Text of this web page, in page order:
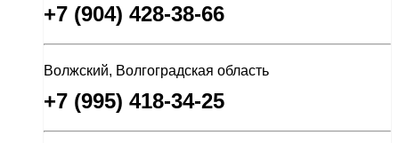
+7 (904) 428-38-66
Волжский, Волгоградская область
+7 (995) 418-34-25